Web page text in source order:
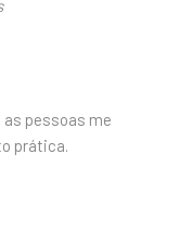
as pessoas me
prática.